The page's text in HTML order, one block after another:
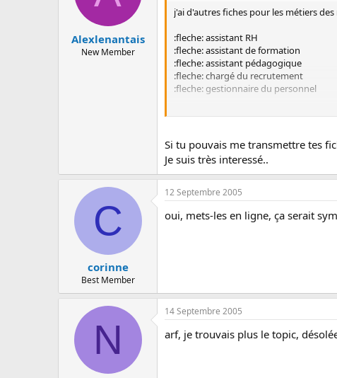
Alexlenantais
New Member
j'ai d'autres fiches pour les métiers
:fleche: assistant RH
:fleche: assistant de formation
:fleche: assistant pédagogique
:fleche: chargé du recrutement
:fleche: gestionnaire du personnel
:wink2:
Si tu pouvais me transmettre tes
Je suis très interessé..
C
corinne
Best Member
12 Septembre 2005
oui, mets-les en ligne, ça serait
N
14 Septembre 2005
arf, je trouvais plus le topic,